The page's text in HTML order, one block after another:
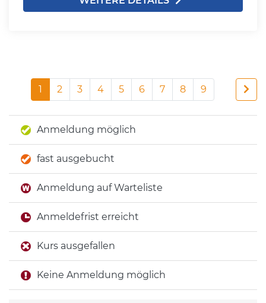
1 2 3 4 5 6 7 8 9
Anmeldung möglich
fast ausgebucht
Anmeldung auf Warteliste
Anmeldefrist erreicht
Kurs ausgefallen
Keine Anmeldung möglich